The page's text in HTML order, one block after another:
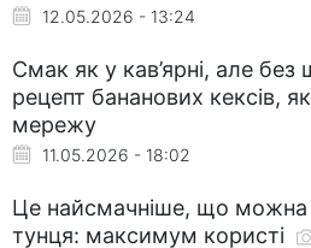
12.05.2026 - 13:24
Смак як у кав’ярні, але без
рецепт бананових кексів,
мережу
11.05.2026 - 18:02
Це найсмачніше, що можна
тунця: максимум користі